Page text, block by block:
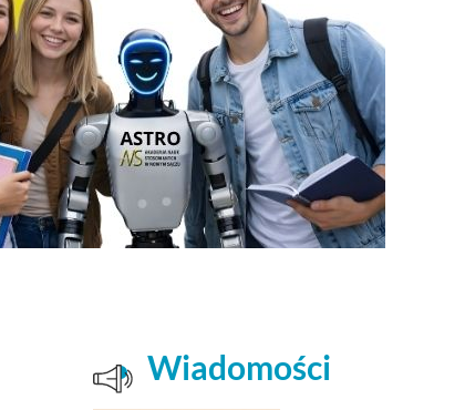
Wiadomości